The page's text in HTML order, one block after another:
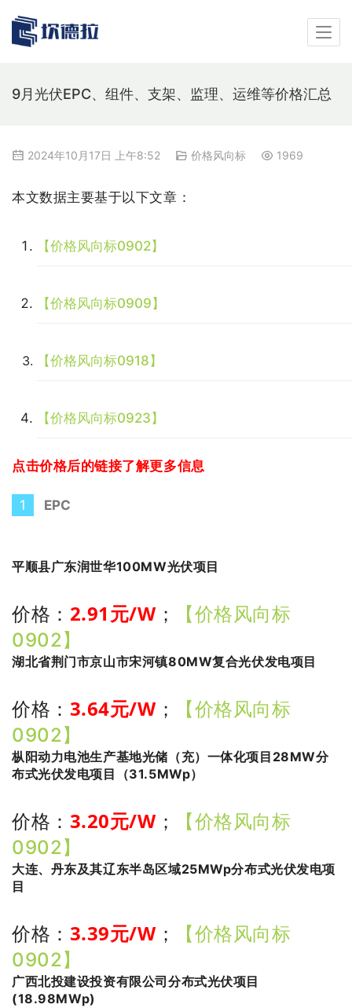
9月光伏EPC、组件、支架、监理、运维等价格汇总
2024年10月17日 上午8:52 价格风向标 1969
本文数据主要基于以下文章：
【价格风向标0902】
【价格风向标0909】
【价格风向标0918】
【价格风向标0923】
点击价格后的链接了解更多信息
1 EPC
平顺县广东润世华100MW光伏项目
价格： 2.91元/W ；
【价格风向标
0902】
湖北省荆门市京山市宋河镇80MW复合光伏发电项目
价格： 3.64元/W ；
【价格风向标
0902】
枞阳动力电池生产基地光储（充）一体化项目28MW分
布式光伏发电项目（31.5MWp）
价格： 3.20元/W ；
【价格风向标
0902】
大连、丹东及其辽东半岛区域25MWp分布式光伏发电项
目
价格： 3.39元/W ；
【价格风向标
0902】
广西北投建设投资有限公司分布式光伏项目
(18.98MWp)